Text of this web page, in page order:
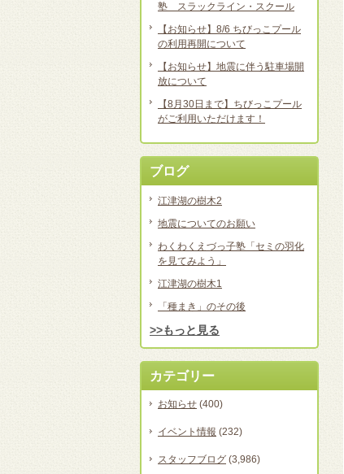
塾 スラックライン・スクール
【お知らせ】8/6 ちびっこプール
の利用再開について
【お知らせ】地震に伴う駐車場開
放について
【8月30日まで】ちびっこプール
がご利用いただけます！
ブログ
江津湖の樹木2
地震についてのお願い
わくわくえづっ子塾「セミの羽化
を見てみよう」
江津湖の樹木1
「種まき」のその後
>>もっと見る
カテゴリー
お知らせ (400)
イベント情報 (232)
スタッフブログ (3,986)